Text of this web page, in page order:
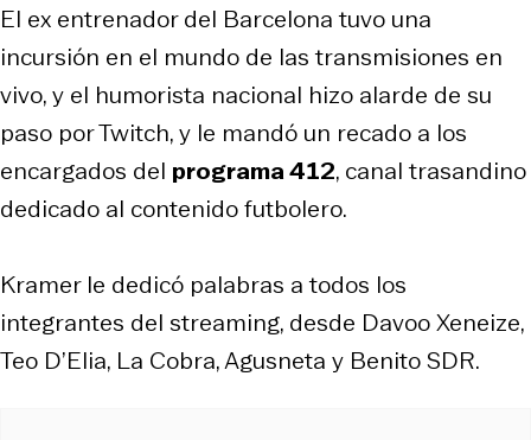
El ex entrenador del Barcelona tuvo una
incursión en el mundo de las transmisiones en
vivo, y el humorista nacional hizo alarde de su
paso por Twitch, y le mandó un recado a los
encargados del programa 412, canal trasandino
dedicado al contenido futbolero.
Kramer le dedicó palabras a todos los
integrantes del streaming, desde Davoo Xeneize,
Teo D’Elia, La Cobra, Agusneta y Benito SDR.